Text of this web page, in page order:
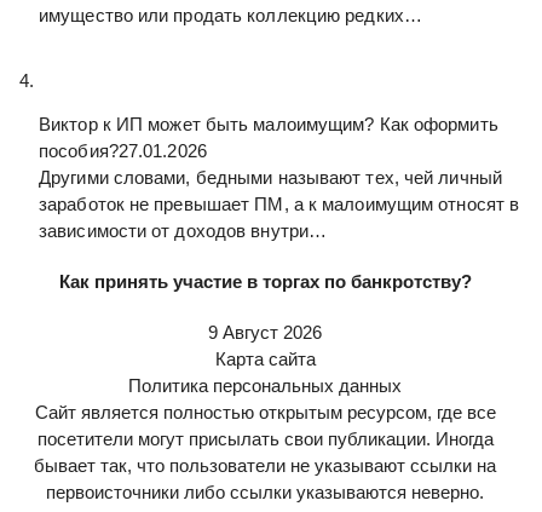
имущество или продать коллекцию редких…
Виктор к ИП может быть малоимущим? Как оформить
пособия?27.01.2026
Другими словами, бедными называют тех, чей личный
заработок не превышает ПМ, а к малоимущим относят в
зависимости от доходов внутри…
Как принять участие в торгах по банкротству?
9 Август 2026
Карта сайта
Политика персональных данных
Сайт является полностью открытым ресурсом, где все
посетители могут присылать свои публикации. Иногда
бывает так, что пользователи не указывают ссылки на
первоисточники либо ссылки указываются неверно.